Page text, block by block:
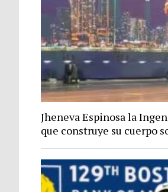
Jheneva Espinosa la
que construye su cuerpo